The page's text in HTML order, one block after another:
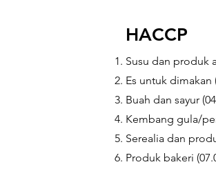
HACCP
Susu dan produk
Es untuk dimakan
Buah dan sayur
Kembang gula/
Serealia dan
Produk bakeri